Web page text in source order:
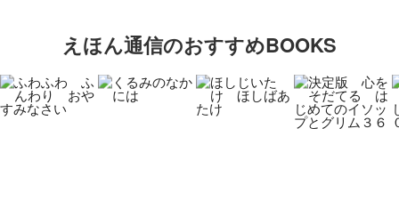
えほん通信のおすすめBOOKS